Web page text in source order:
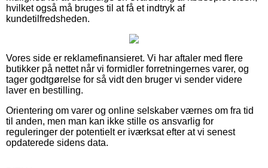
hvilket også må bruges til at få et indtryk af
kundetilfredsheden.
Vores side er reklamefinansieret. Vi har aftaler med flere
butikker på nettet når vi formidler forretningernes varer, og
tager godtgørelse for så vidt den bruger vi sender videre
laver en bestilling.
Orientering om varer og online selskaber værnes om fra tid
til anden, men man kan ikke stille os ansvarlig for
reguleringer der potentielt er iværksat efter at vi senest
opdaterede sidens data.